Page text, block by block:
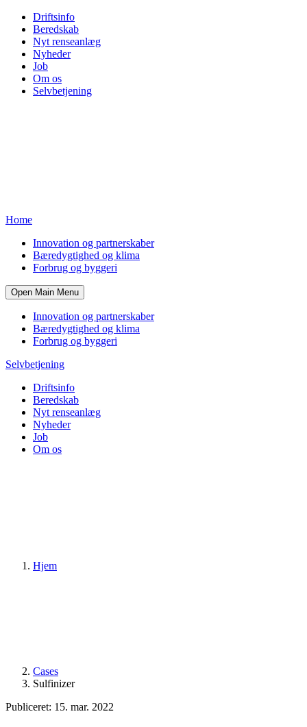
Driftsinfo
Beredskab
Nyt renseanlæg
Nyheder
Job
Om os
Selvbetjening
Home
Innovation og partnerskaber
Bæredygtighed og klima
Forbrug og byggeri
Open Main Menu
Innovation og partnerskaber
Bæredygtighed og klima
Forbrug og byggeri
Selvbetjening
Driftsinfo
Beredskab
Nyt renseanlæg
Nyheder
Job
Om os
Hjem
Cases
Sulfinizer
Publiceret: 15. mar. 2022